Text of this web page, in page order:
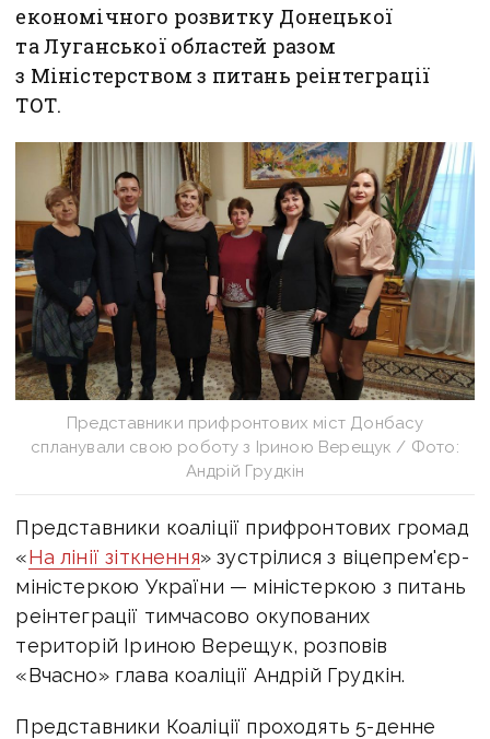
економічного розвитку Донецької
та Луганської областей разом
з Міністерством з питань реінтеграції
ТОТ.
Представники прифронтових міст Донбасу
спланували свою роботу з Іриною Верещук / Фото:
Андрій Грудкін
Представники коаліції прифронтових громад
«На лінії зіткнення» зустрілися з віцепрем'єр-
міністеркою України — міністеркою з питань
реінтеграції тимчасово окупованих
територій Іриною Верещук, розповів
«Вчасно» глава коаліції Андрій Грудкін.
Представники Коаліції проходять 5-денне